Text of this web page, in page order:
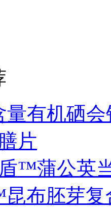
量有机硒会
片
™蒲公英
布胚芽复